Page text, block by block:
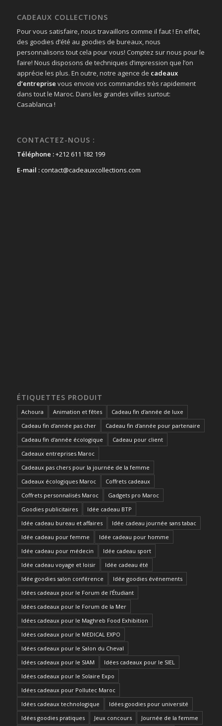
CADEAUX COLLECTIONS
Pour vous satisfaire, nous travaillons comme il faut ! En effet,
des goodies d’été au goodies de bureaux, nous
personnalisons tout cela pour vous! Comptez sur nous pour le
faire! Nous disposons de techniques d’impression que l’on
apprécie les plus. En outre, notre agence de cadeaux
d’entreprise vous envoie vos commandes très rapidement
dans tout le Maroc. Dans les grandes villes surtout:
Casablanca !
CONTACTEZ-NOUS :
Téléphone :+212 611 182 199
E-mail :contact@cadeauxcollections.com
ÉTIQUETTES PRODUIT
Achoura Animation et fêtes
Cadeau fin d'année de luxe
Cadeau fin d'année pas cher
Cadeau fin d'année pour partenaire
Cadeau fin d'année écologique
Cadeau pour client
Cadeaux entreprises Maroc
Cadeaux pas chers pour la journée de la femme
Cadeaux écologiques Maroc
Coffrets cadeaux
Coffrets personnalisés Maroc
Gadgets pro Maroc
Goodies publicitaires
Idée cadeau BTP
Idée cadeau bureau et affaires
Idée cadeau journée sans tabac
Idée cadeau pour femme
Idée cadeau pour homme
Idée cadeau pour médecin
Idée cadeau sport
Idée cadeau voyage et loisir
Idée cadeau été
Idée goodies salon conférence
Idée goodies événements
Idées cadeaux pour le Forum de l'Étudiant
Idées cadeaux pour le Forum de la Mer
Idées cadeaux pour le Maghreb Food Exhibition
Idées cadeaux pour le MEDICAL EXPO
Idées cadeaux pour le Salon du Cheval
Idées cadeaux pour le SIAM
Idées cadeaux pour le SIEL
Idées cadeaux pour le Solaire Expo
Idées cadeaux pour Pollutec Maroc
Idées cadeaux technologique
Idées goodies pour université
Idées goodies pratiques
Jeux concours Journée de la femme